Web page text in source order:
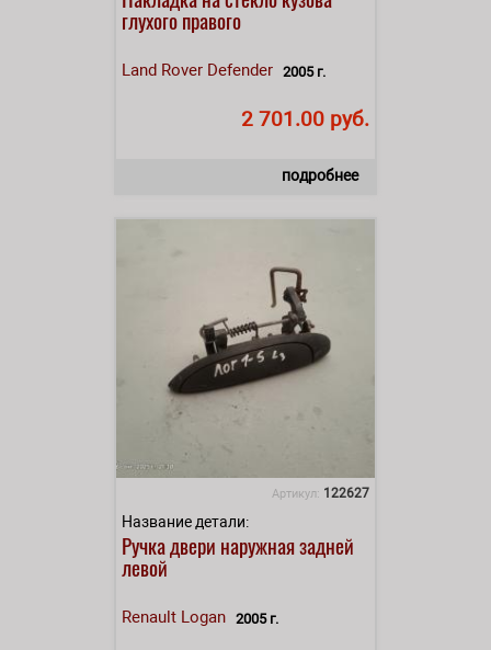
глухого правого
Land Rover Defender 2005 г.
2 701.00 руб.
подробнее
Артикул: 122627
Название детали:
Ручка двери наружная задней
левой
Renault Logan 2005 г.